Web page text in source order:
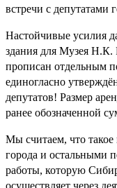
встречи с депутатами
Настойчивые усилия
здания для Музея
прописан отдельным
единогласно
депутатов! Размер
ранее обозначенной
Мы считаем, что такое
города и остальными
работы, которую
осуществляет через